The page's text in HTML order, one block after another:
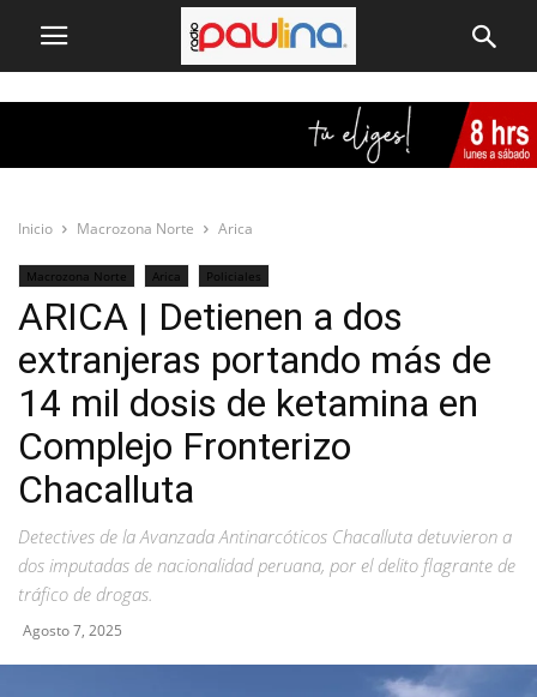
Inicio Macrozona Norte Arica
Macrozona Norte Arica Policiales
ARICA | Detienen a dos
extranjeras portando más de
14 mil dosis de ketamina en
Complejo Fronterizo
Chacalluta
Detectives de la Avanzada Antinarcóticos Chacalluta detuvieron a
dos imputadas de nacionalidad peruana, por el delito flagrante de
tráfico de drogas.
Agosto 7, 2025